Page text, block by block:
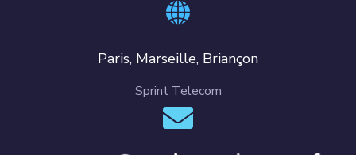
Paris, Marseille, Briançon
Sprint Telecom